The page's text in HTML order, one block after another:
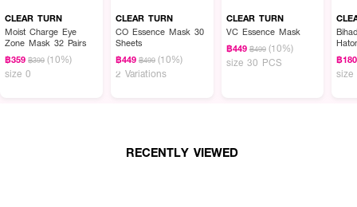
CLEAR TURN
Moist Charge Eye
Zone Mask 32 Pairs
฿359 ฿399 (10%)
size 0
CLEAR TURN
CO Essence Mask 30
Sheets
฿449 ฿499 (10%)
2 Variations
CLEAR TURN
VC Essence Mask
฿449 ฿499 (10%)
size 30 PCS
฿180
size
RECENTLY VIEWED